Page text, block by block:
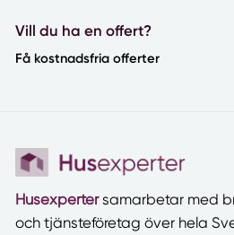
Vill du ha en offert?
Få kostnadsfria offerter
Husexpertersamarbetar med
och tjänsteföretag över hela